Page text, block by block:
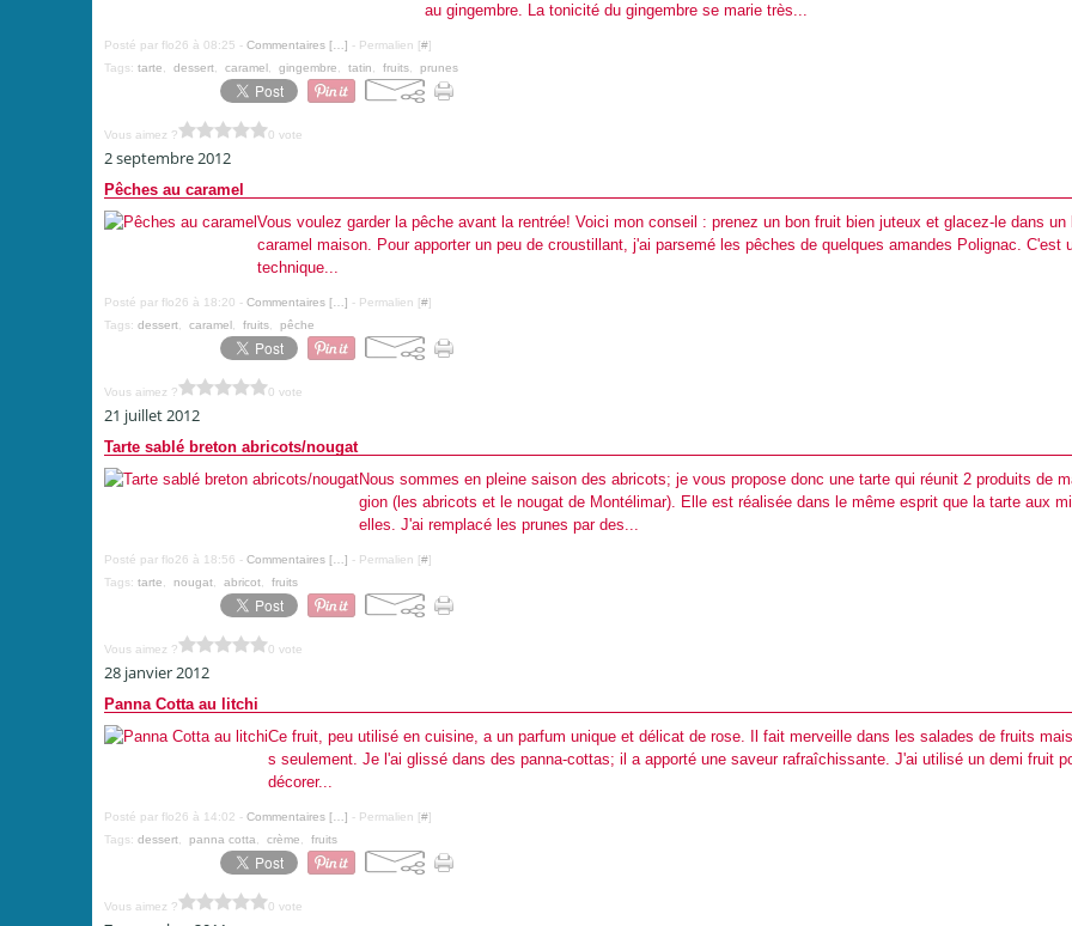
au gingembre. La tonicité du gingembre se marie très...
Posté par flo26 à 08:25 - Commentaires [ ] - Permalien [#]
Tags: tarte dessert caramel gingembre tatin fruits prunes
Vous aimez ? 0 vote
2 septembre 2012
Pêches au caramel
Vous voulez garder la pêche avant la rentrée! Voici mon conseil : prenez un bon fruit bien juteux et glacez-le dans un
caramel maison. Pour apporter un peu de croustillant, j'ai parsemé les pêches de quelques amandes Polignac. C'est
technique...
Posté par flo26 à 18:20 - Commentaires [ ] - Permalien [#]
Tags: dessert caramel fruits pêche
Vous aimez ? 0 vote
21 juillet 2012
Tarte sablé breton abricots/nougat
Nous sommes en pleine saison des abricots; je vous propose donc une tarte qui réunit 2 produits de
gion (les abricots et le nougat de Montélimar). Elle est réalisée dans le même esprit que la tarte aux
elles. J'ai remplacé les prunes par des...
Posté par flo26 à 18:56 - Commentaires [ ] - Permalien [#]
Tags: tarte nougat abricot fruits
Vous aimez ? 0 vote
28 janvier 2012
Panna Cotta au litchi
Ce fruit, peu utilisé en cuisine, a un parfum unique et délicat de rose. Il fait merveille dans les salades de fruits
s seulement. Je l'ai glissé dans des panna-cottas; il a apporté une saveur rafraîchissante. J'ai utilisé un demi fruit
décorer...
Posté par flo26 à 14:02 - Commentaires [ ] - Permalien [#]
Tags: dessert panna cotta crème fruits
Vous aimez ? 0 vote